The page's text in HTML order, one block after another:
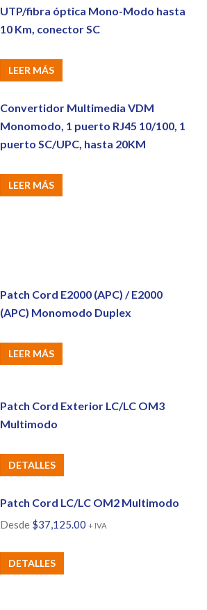
UTP/fibra óptica Mono-Modo hasta
10 Km, conector SC
LEER MÁS
Convertidor Multimedia VDM
Monomodo, 1 puerto RJ45 10/100, 1
puerto SC/UPC, hasta 20KM
LEER MÁS
Patch Cord E2000 (APC) / E2000
(APC) Monomodo Duplex
LEER MÁS
Patch Cord Exterior LC/LC OM3
Multimodo
DETALLES
Patch Cord LC/LC OM2 Multimodo
Desde $37,125.00 + IVA
DETALLES